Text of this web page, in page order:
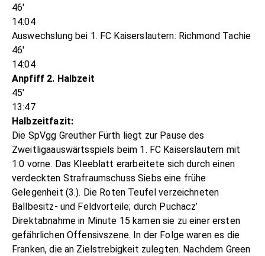
46'
14:04
Auswechslung bei 1. FC Kaiserslautern: Richmond Tachie
46'
14:04
Anpfiff 2. Halbzeit
45'
13:47
Halbzeitfazit:
Die SpVgg Greuther Fürth liegt zur Pause des
Zweitligaauswärtsspiels beim 1. FC Kaiserslautern mit
1:0 vorne. Das Kleeblatt erarbeitete sich durch einen
verdeckten Strafraumschuss Siebs eine frühe
Gelegenheit (3.). Die Roten Teufel verzeichneten
Ballbesitz- und Feldvorteile; durch Puchacz’
Direktabnahme in Minute 15 kamen sie zu einer ersten
gefährlichen Offensivszene. In der Folge waren es die
Franken, die an Zielstrebigkeit zulegten. Nachdem Green